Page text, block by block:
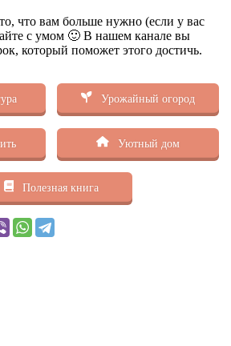
что вам больше нужно (если у вас
с умом 🙂 В нашем канале вы
который поможет этого достичь.
Урожайный огород
Уютный дом
Полезная книга